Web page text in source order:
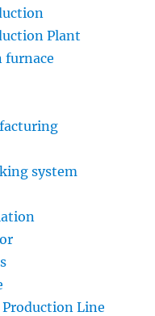
Plant
furnace
system
Line